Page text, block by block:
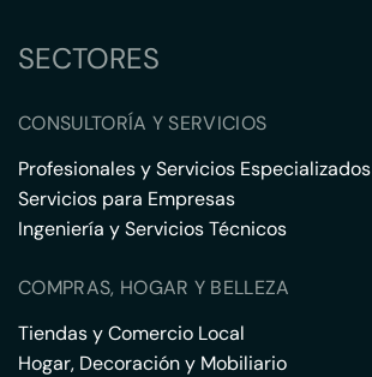
SECTORES
CONSULTORÍA Y SERVICIOS
Profesionales y Servicios Especializados
Servicios para Empresas
Ingeniería y Servicios Técnicos
COMPRAS, HOGAR Y BELLEZA
Tiendas y Comercio Local
Hogar, Decoración y Mobiliario